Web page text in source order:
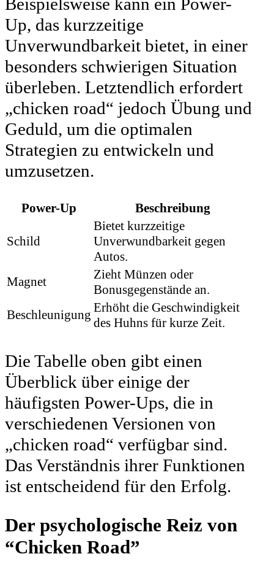
Up, das kurzzeitige
Unverwundbarkeit bietet, in einer
besonders schwierigen Situation
überleben. Letztendlich erfordert
„chicken road“ jedoch Übung und
Geduld, um die optimalen
Strategien zu entwickeln und
umzusetzen.
Power-Up Beschreibung
Schild
Bietet kurzzeitige
Unverwundbarkeit gegen
Autos.
Magnet
Zieht Münzen oder
Bonusgegenstände an.
Beschleunigung Erhöht die Geschwindigkeit
des Huhns für kurze Zeit.
Die Tabelle oben gibt einen
Überblick über einige der
häufigsten Power-Ups, die in
verschiedenen Versionen von
„chicken road“ verfügbar sind.
Das Verständnis ihrer Funktionen
ist entscheidend für den Erfolg.
Der psychologische Reiz von
“Chicken Road”